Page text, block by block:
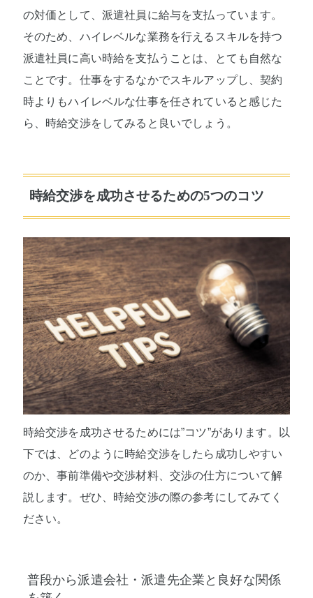
の対価として、派遣社員に給与を支払っています。
そのため、ハイレベルな業務を行えるスキルを持つ
派遣社員に高い時給を支払うことは、とても自然な
ことです。仕事をするなかでスキルアップし、契約
時よりもハイレベルな仕事を任されていると感じた
ら、時給交渉をしてみると良いでしょう。
時給交渉を成功させるための5つのコツ
時給交渉を成功させるためには”コツ”があります。以
下では、どのように時給交渉をしたら成功しやすい
のか、事前準備や交渉材料、交渉の仕方について解
説します。ぜひ、時給交渉の際の参考にしてみてく
ださい。
普段から派遣会社・派遣先企業と良好な関係